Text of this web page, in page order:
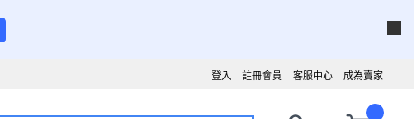
成為賣家
客服中心
註冊會員
登入